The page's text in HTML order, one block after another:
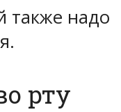
также надо
рту